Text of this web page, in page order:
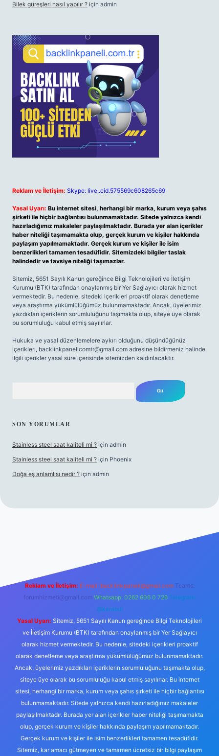
Bilek güreşleri nasıl yapılır ? için admin
Reklam ve İletişim: Skype: live:.cid.575569c608265c69
Yasal Uyarı: Bu internet sitesi, herhangi bir marka, kurum veya şahıs
şirketi ile hiçbir bağlantısı bulunmamaktadır. Sitede yalnızca kendi
hazırladığımız makaleler paylaşılmaktadır. Burada yer alan içerikler
haber niteliği taşımamakta olup, gerçek kurum ve kişiler hakkında
paylaşım yapılmamaktadır. Gerçek kurum ve kişiler ile isim
benzerlikleri tamamen tesadüfidir. Sitemizdeki bilgiler taslak
halindedir ve tavsiye niteliği taşımazlar.
Sitemiz, 5651 Sayılı Kanun gereğince Bilgi Teknolojileri ve İletişim
Kurumu (BTK) tarafından onaylanmış bir Yer Sağlayıcı olarak hizmet
vermektedir. Bu nedenle, sitedeki içerikleri proaktif olarak denetleme
veya araştırma yükümlülüğümüz bulunmamaktadır. Ancak, üyelerimiz
yazdıkları içeriklerin sorumluluğunu taşımakta olup, siteye üye olarak
bu sorumluluğu kabul etmiş sayılırlar.
Hukuka ve yasal düzenlemelere aykırı olduğunu düşündüğünüz
içerikleri, backlinkpanelicomtr@gmail.com adresine bildirmeniz halinde,
ilgili içerikler yasal süre içerisinde sitemizden kaldırılacaktır.
SON YORUMLAR
Stainless steel saat kaliteli mi ? için admin
Stainless steel saat kaliteli mi ? için Phoenix
Doğa eş anlamlısı nedir ? için admin
Reklam ve İletişim: E-mail: backlinkpaneli@gmail.com Teams:
forumhizmeti@gmail.com Whatsapp: 0262 606 0 726 Telegram:
@karabul
Yasal Uyarı: Sitemiz, 5651 Sayılı Kanun gereğince Bilgi Teknolojileri
ve İletişim Kurumu (BTK) tarafından onaylanmış bir Yer Sağlayıcı
olarak hizmet vermektedir. Bu nedenle, sitedeki içerikleri proaktif
olarak denetleme veya araştırma yükümlülüğümüz bulunmamaktadır.
Ancak, üyelerimiz yazdıkları içeriklerin sorumluluğunu taşımakta olup,
siteye üye olarak bu sorumluluğu kabul etmiş sayılırlar. Bu internet
sitesi, herhangi bir marka, kurum veya şahıs şirketi ile hiçbir bağlantısı
bulunmamaktadır. Sitede yalnızca kendi hazırladığımız makaleler
paylaşılmaktadır. Burada yer alan içerikler haber niteliği taşımamakta
olup, gerçek kurum ve kişiler hakkında paylaşım yapılmamaktadır.
Gerçek kurum ve kişiler ile isim benzerlikleri tamamen tesadüfidir.
Sitemiz, kar amacı gütmeyen ve tamamen ücretsiz bir bilgi paylaşım